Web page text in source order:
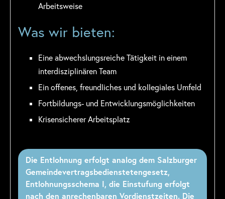
Arbeitsweise
Was wir bieten:
Eine abwechslungsreiche Tätigkeit in einem
interdisziplinären Team
Ein offenes, freundliches und kollegiales Umfeld
Fortbildungs- und Entwicklungsmöglichkeiten
Krisensicherer Arbeitsplatz
Die Entlohnung erfolgt analog dem Salzburger
Gemeindevertragsbedienstetengesetz,
Entlohnungsschema I, die Einstufung erfolgt
nach den anrechenbaren Vordienstzeiten. Die